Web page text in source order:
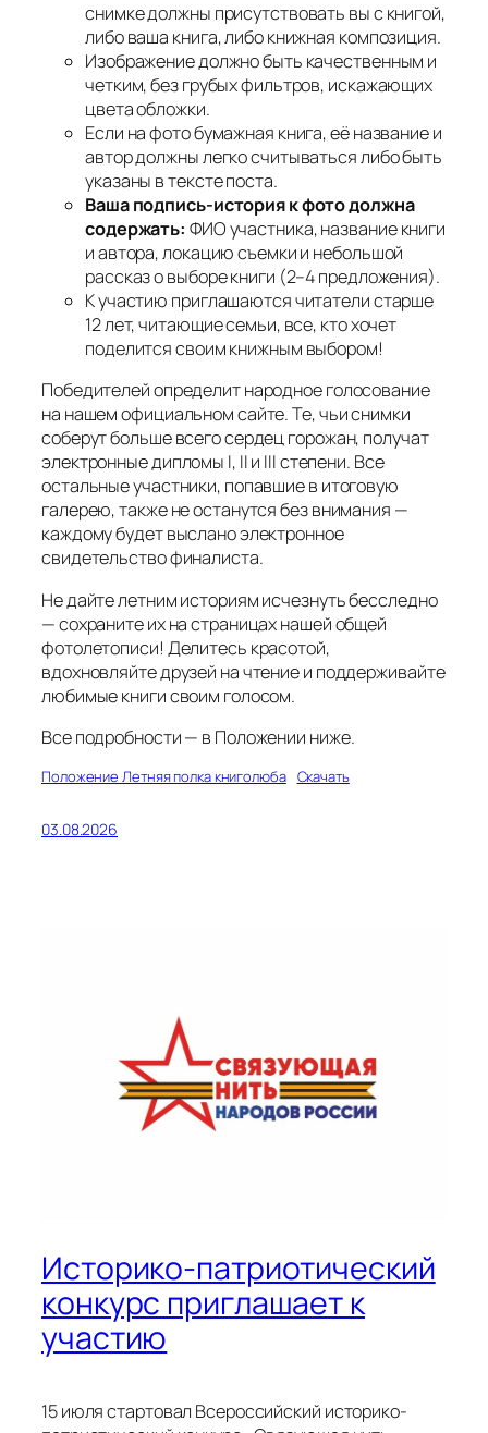
снимке должны присутствовать вы с книгой,
либо ваша книга, либо книжная композиция.
Изображение должно быть качественным и
четким, без грубых фильтров, искажающих
цвета обложки.
Если на фото бумажная книга, её название и
автор должны легко считываться либо быть
указаны в тексте поста.
Ваша подпись-история к фото должна
содержать: ФИО участника, название книги
и автора, локацию съемки и небольшой
рассказ о выборе книги (2–4 предложения).
К участию приглашаются читатели старше
12 лет, читающие семьи, все, кто хочет
поделится своим книжным выбором!
Победителей определит народное голосование
на нашем официальном сайте. Те, чьи снимки
соберут больше всего сердец горожан, получат
электронные дипломы I, II и III степени. Все
остальные участники, попавшие в итоговую
галерею, также не останутся без внимания —
каждому будет выслано электронное
свидетельство финалиста.
Не дайте летним историям исчезнуть бесследно
— сохраните их на страницах нашей общей
фотолетописи! Делитесь красотой,
вдохновляйте друзей на чтение и поддерживайте
любимые книги своим голосом.
Все подробности — в Положении ниже.
Положение Летняя полка книголюба Скачать
03.08.2026
Историко-патриотический
конкурс приглашает к
участию
15 июля стартовал Всероссийский историко-